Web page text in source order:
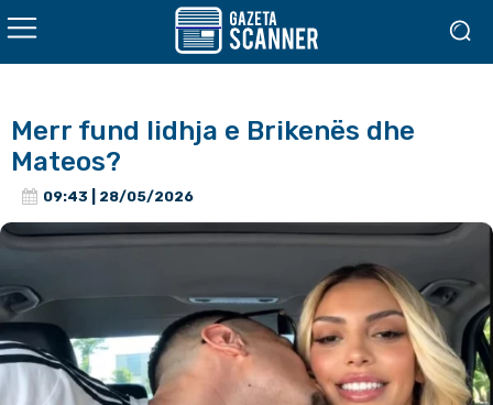
Merr fund lidhja e Brikenës dhe
Mateos?
09:43 | 28/05/2026